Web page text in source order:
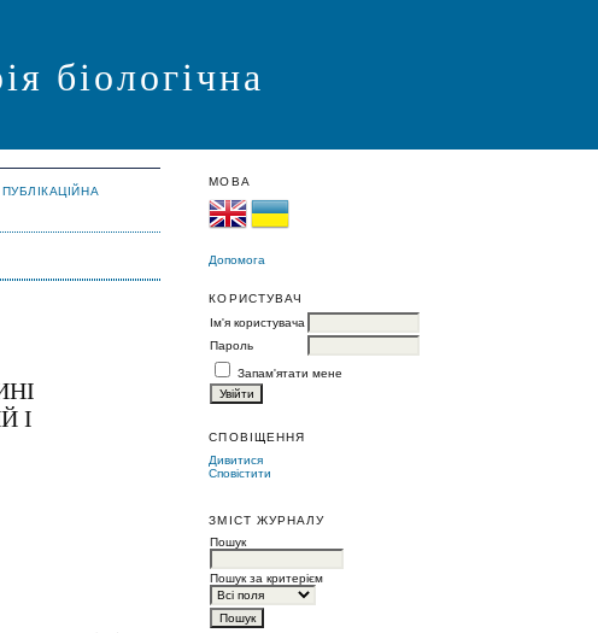
біологічна
МОВА
Допомога
КОРИСТУВАЧ
Ім'я користувача
Пароль
Запам'ятати мене
СПОВІЩЕННЯ
Дивитися
Сповістити
ЗМІСТ ЖУРНАЛУ
Пошук
Пошук за критерієм
ПУБЛІКАЦІЙНА
І